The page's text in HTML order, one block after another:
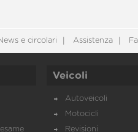
e circolari Assistenza
Veicoli
Autoveicoli
Motocicli
Revisioni